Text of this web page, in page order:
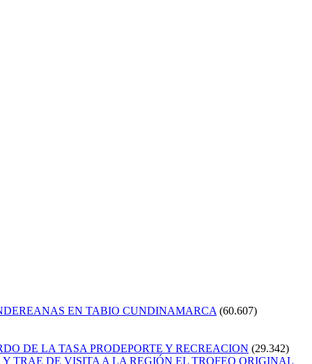
EN TABIO CUNDINAMARCA (60.607)
DE LA TASA PRODEPORTE Y RECREACION (29.342)
TRAE DE VISITA A LA REGIÓN EL TROFEO ORIGINAL